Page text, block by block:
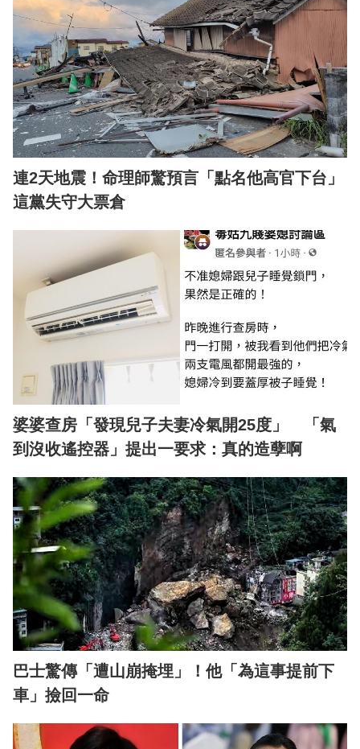
連2天地震！命理師驚預言「點名他高官下台」
這黨失守大票倉
婆婆查房「發現兒子夫妻冷氣開25度」 「氣
到沒收遙控器」提出一要求：真的造孽啊
巴士驚傳「遭山崩掩埋」！他「為這事提前下
車」撿回一命